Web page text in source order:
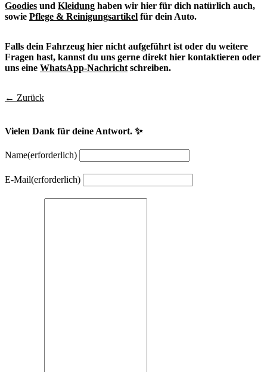
Goodies und Kleidung haben wir hier für dich natürlich auch,
sowie Pflege & Reinigungsartikel für dein Auto.
Falls dein Fahrzeug hier nicht aufgeführt ist oder du weitere
Fragen hast, kannst du uns gerne direkt hier kontaktieren oder
uns eine WhatsApp-Nachrichtschreiben.
← Zurück
Vielen Dank für deine Antwort. ✨
Name(erforderlich)
E-Mail(erforderlich)